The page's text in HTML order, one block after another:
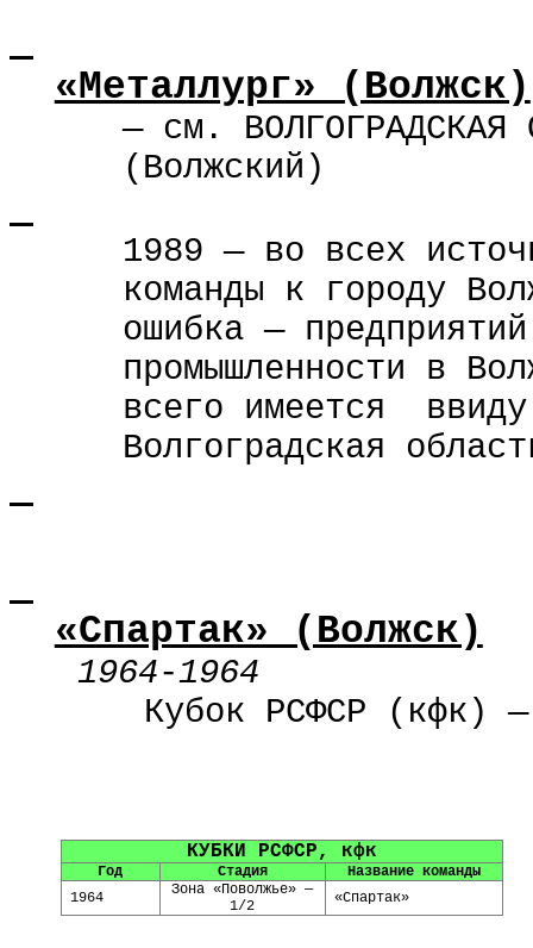
«Металлург» (Волжск)
— см. ВОЛГОГРАДСКАЯ
(Волжский)
1989 — во всех
команды к городу
ошибка —
промышленности в
всего имеется ввиду
Волгоградская
«Спартак» (Волжск)
1964-1964
Кубок РСФСР (кфк)
КУБКИ РСФСР, кфк
Год Стадия
Название команды
1964
Зона «Поволжье» —
1/2
«Спартак»